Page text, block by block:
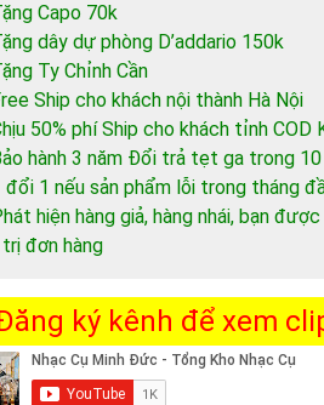
Capo 70k
dây dự phòng D’addario 150k
Ty Chỉnh Cần
Ship cho khách nội thành Hà Nội
50% phí Ship cho khách tỉnh
hành 3 năm Đổi trả tẹt ga trong
đổi 1 nếu sản phẩm lỗi trong tháng
hiện hàng giả, hàng nhái, bạn
đơn hàng
ký kênh để xem